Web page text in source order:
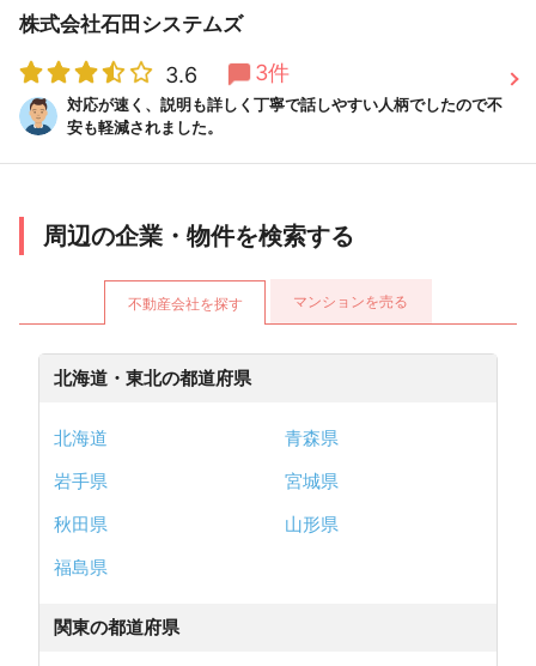
株式会社石田システムズ
3.6 3件
対応が速く、説明も詳しく丁寧で話しやすい人柄でしたので不
安も軽減されました。
周辺の企業・物件を検索する
不動産会社を探す マンションを売る
北海道・東北の都道府県
北海道
青森県
岩手県
宮城県
秋田県
山形県
福島県
関東の都道府県